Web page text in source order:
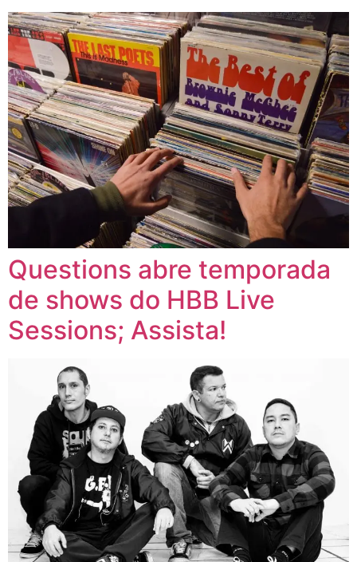
Questions abre temporada
de shows do HBB Live
Sessions; Assista!